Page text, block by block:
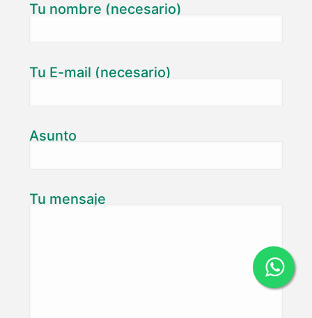
Tu nombre (necesario)
Tu E-mail (necesario)
Asunto
Tu mensaje